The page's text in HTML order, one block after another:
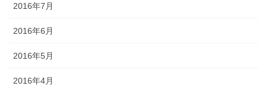
2016年7月
2016年6月
2016年5月
2016年4月